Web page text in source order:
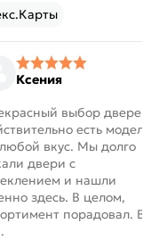
Ксения
выбор
есть модели
вкус. Мы долго
двери с
и нашли
здесь. В целом,
порадовал. В